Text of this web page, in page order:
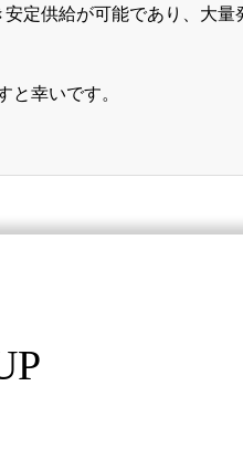
定供給が可能であり、大量
幸いです。